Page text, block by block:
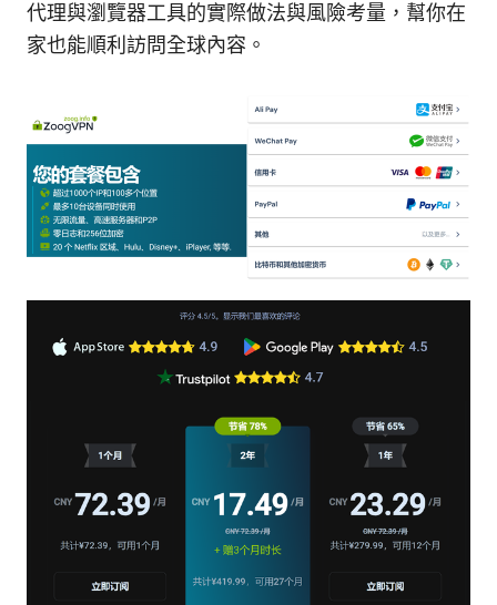
代理與瀏覽器工具的實際做法與風險考量，幫你在
家也能順利訪問全球內容。